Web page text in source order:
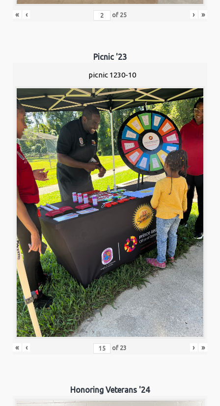
« ‹ of 25 › »
Picnic '23
picnic 1230-10
« ‹ of 23 › »
Honoring Veterans '24